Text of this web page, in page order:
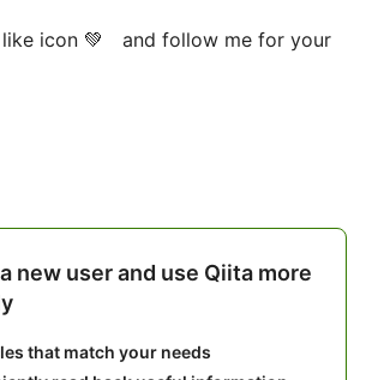
like icon 💚 and follow me for your
new user and use Qiita more
that match your needs